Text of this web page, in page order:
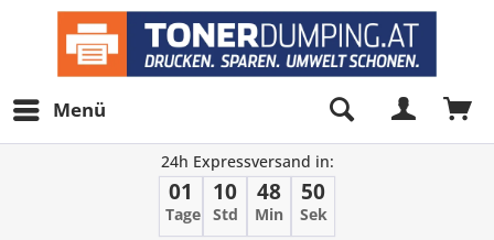
Menü
24h Expressversand in:
01
Tage
10
Std
48
Min
50
Sek